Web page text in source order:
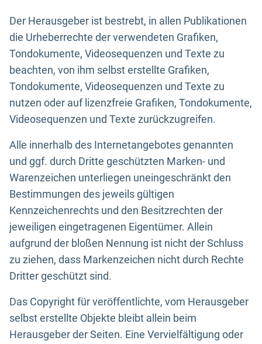
Der Herausgeber ist bestrebt, in allen Publikationen
die Urheberrechte der verwendeten Grafiken,
Tondokumente, Videosequenzen und Texte zu
beachten, von ihm selbst erstellte Grafiken,
Tondokumente, Videosequenzen und Texte zu
nutzen oder auf lizenzfreie Grafiken, Tondokumente,
Videosequenzen und Texte zurückzugreifen.
Alle innerhalb des Internetangebotes genannten
und ggf. durch Dritte geschützten Marken- und
Warenzeichen unterliegen uneingeschränkt den
Bestimmungen des jeweils gültigen
Kennzeichenrechts und den Besitzrechten der
jeweiligen eingetragenen Eigentümer. Allein
aufgrund der bloßen Nennung ist nicht der Schluss
zu ziehen, dass Markenzeichen nicht durch Rechte
Dritter geschützt sind.
Das Copyright für veröffentlichte, vom Herausgeber
selbst erstellte Objekte bleibt allein beim
Herausgeber der Seiten. Eine Vervielfältigung oder